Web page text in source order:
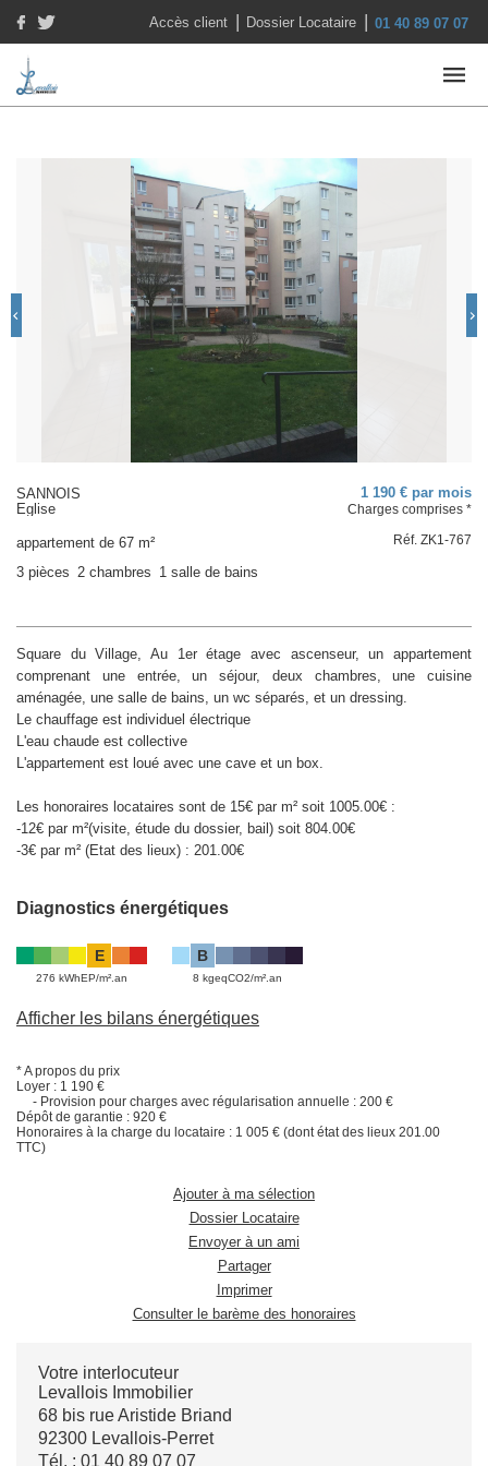
Accès client | Dossier Locataire | 01 40 89 07 07
1 190 € par mois
Charges comprises *
Réf. ZK1-767
SANNOIS
Eglise
appartement de 67 m²
3 pièces 2 chambres 1 salle de bains
Square du Village, Au 1er étage avec ascenseur, un appartement
comprenant une entrée, un séjour, deux chambres, une cuisine
aménagée, une salle de bains, un wc séparés, et un dressing.
Le chauffage est individuel électrique
L'eau chaude est collective
L'appartement est loué avec une cave et un box.
Les honoraires locataires sont de 15€ par m² soit 1005.00€ :
-12€ par m²(visite, étude du dossier, bail) soit 804.00€
-3€ par m² (Etat des lieux) : 201.00€
Diagnostics énergétiques
E
276 kWhEP/m².an
B
8 kgeqCO2/m².an
Afficher les bilans énergétiques
* A propos du prix
Loyer : 1 190 €
- Provision pour charges avec régularisation annuelle : 200 €
Dépôt de garantie : 920 €
Honoraires à la charge du locataire : 1 005 € (dont état des lieux 201.00
TTC)
Ajouter à ma sélection
Dossier Locataire
Envoyer à un ami
Partager
Imprimer
Consulter le barème des honoraires
Votre interlocuteur
Levallois Immobilier
68 bis rue Aristide Briand
92300 Levallois-Perret
Tél. : 01 40 89 07 07